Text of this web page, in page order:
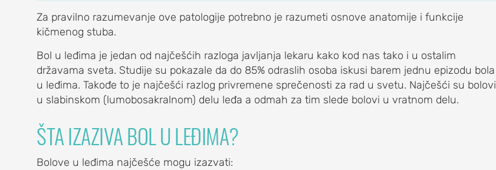
Za pravilno razumevanje ove patologije potrebno je razumeti osnove anatomije i funkcije
kičmenog stuba.
Bol u leđima je jedan od najčešćih razloga javljanja lekaru kako kod nas tako i u ostalim
državama sveta. Studije su pokazale da do 85% odraslih osoba iskusi barem jednu epizodu bola
u leđima. Takođe to je najčešći razlog privremene sprečenosti za rad u svetu. Najčešći su bolovi
u slabinskom (lumobosakralnom) delu leđa a odmah za tim slede bolovi u vratnom delu.
ŠTA IZAZIVA BOL U LEĐIMA?
Bolove u leđima najčešće mogu izazvati: